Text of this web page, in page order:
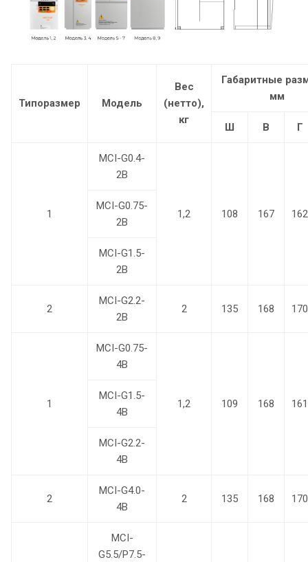
Типоразмер Модель
Вес
(нетто),
кг
Габаритные
мм
Ш В Г
1
MCI-G0.4-
2B
1,2 108 167 162
MCI-G0.75-
2B
MCI-G1.5-
2B
2
MCI-G2.2-
2B
2 135 168 170
1
MCI-G0.75-
4B
1,2 109 168 161
MCI-G1.5-
4B
MCI-G2.2-
4B
2
MCI-G4.0-
4B
2 135 168 170
MCI-
G5.5/P7.5-